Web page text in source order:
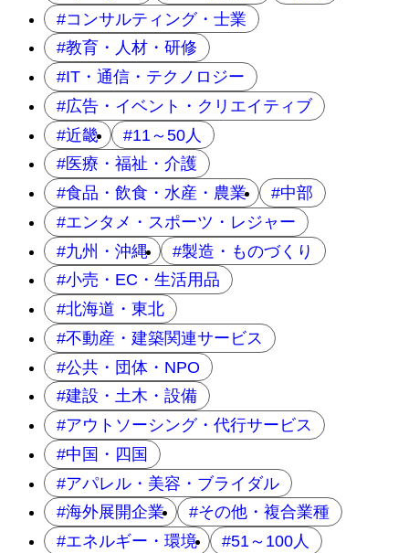
コンサルティング・士業
教育・人材・研修
IT・通信・テクノロジー
広告・イベント・クリエイティブ
近畿
11～50人
医療・福祉・介護
食品・飲食・水産・農業
中部
エンタメ・スポーツ・レジャー
九州・沖縄
製造・ものづくり
小売・EC・生活用品
北海道・東北
不動産・建築関連サービス
公共・団体・NPO
建設・土木・設備
アウトソーシング・代行サービス
中国・四国
アパレル・美容・ブライダル
海外展開企業
その他・複合業種
エネルギー・環境
51～100人